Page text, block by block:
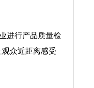
进行产品质量检
众近距离感受